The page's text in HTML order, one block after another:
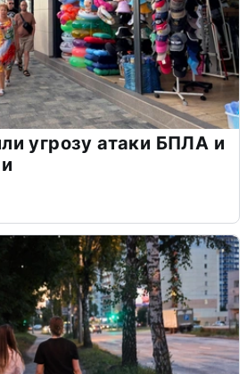
угрозу атаки БПЛА и